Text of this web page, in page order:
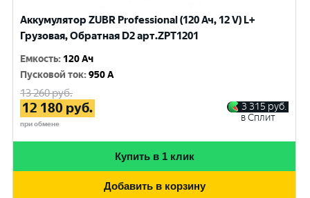
Аккумулятор ZUBR Professional (120 Ач, 12 V) L+
Грузовая, Обратная D2 арт.ZPT1201
Емкость: 120 Ач
Пусковой ток:950 A
13 260руб.
12 180 руб.
при обмене
3 315 руб.
в Сплит
Купить в 1 клик
Добавить в корзину